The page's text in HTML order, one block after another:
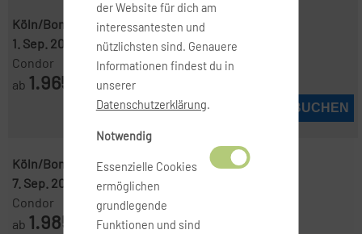
Köln/Bonn ( QKL )-Melbourne ( MEL )
1. Sep. 2026
6. Sep. 2026
Condor
ab 1.965
JETZT BUCHEN
Köln/Bonn ( QKL )-Melbourne ( MEL )
7. Sep. 2026
14. Sep. 2026
Condor
ab 1.985
der Website für dich am
interessantesten und
nützlichsten sind. Genauere
Informationen findest du in
unserer
Datenschutzerklärung.
Notwendig
Essenzielle Cookies
ermöglichen
grundlegende
Funktionen und sind